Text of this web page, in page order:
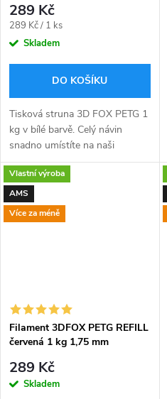
289 Kč
Měrná
cena:
289 Kč / 1 ks
Skladem
DO KOŠÍKU
Tisková struna 3D FOX PETG 1
kg v bílé barvě. Celý návin
snadno umístíte na naši
tištěnou 3D FOX refill špulku
kompatibilní s AMS (viz níže).
Dodáváno v ekologickém...
Vlastní výroba
AMS
Více za méně
Filament 3DFOX PETG REFILL
červená 1 kg 1,75 mm
289 Kč
Skladem